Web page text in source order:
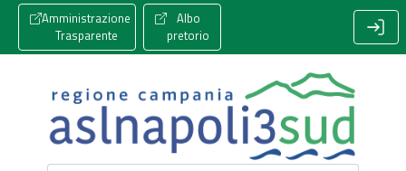
Amministrazione
Trasparente
Albo
pretorio